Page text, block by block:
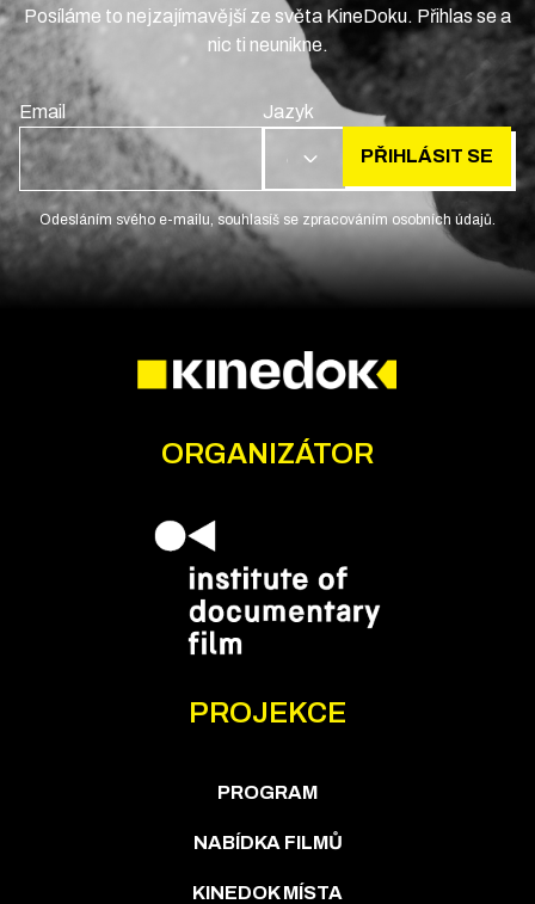
Posíláme to nejzajímavější ze světa KineDoku. Přihlas se a
nic ti neunikne.
Email Jazyk
CS PŘIHLÁSIT SE
Odesláním svého e-mailu, souhlasíš se zpracováním osobních údajů.
ORGANIZÁTOR
PROJEKCE
PROGRAM
NABÍDKA FILMŮ
KINEDOK MÍSTA